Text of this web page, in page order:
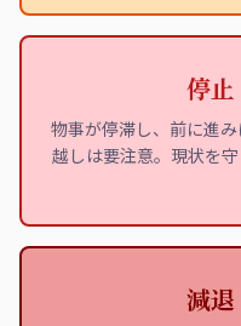
停止
物事が停滞し、前に進
越しは要注意。現状を
減退